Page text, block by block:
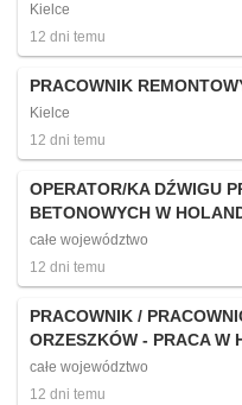
Kielce
12 dni temu
PRACOWNIK
Kielce
12 dni temu
OPERATOR/KA DŹWIGU
BETONOWYCH W
całe województwo
12 dni temu
PRACOWNIK /
ORZESZKÓW - PRACA W
całe województwo
12 dni temu